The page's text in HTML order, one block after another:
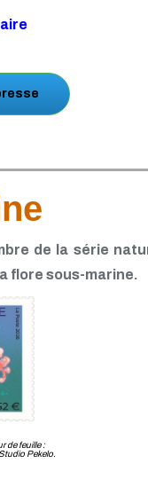
de la série
flore sous-marine.
de feuille :
Pekelo.